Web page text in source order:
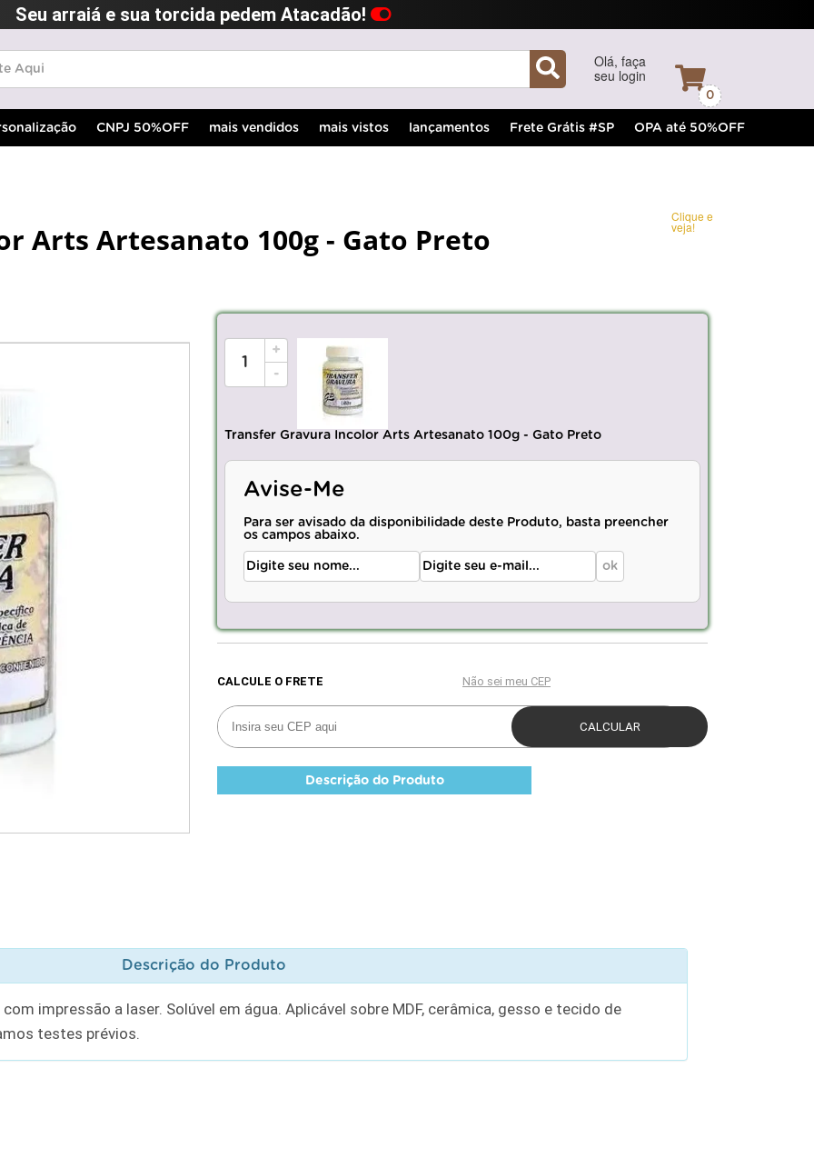
Seu arraiá e sua torcida pedem Atacadão!
Olá, faça
seu login
0
CNPJ 50%OFF mais vendidos mais vistos lançamentos Frete Grátis #SP OPA até 50%OFF
Arts Artesanato 100g - Gato Preto
Clique e
veja!
+
-
Transfer Gravura Incolor Arts Artesanato 100g - Gato Preto
Avise-Me
Para ser avisado da disponibilidade deste Produto, basta preencher
os campos abaixo.
Descrição do Produto
Descrição do Produto
impressão a laser. Solúvel em água. Aplicável sobre MDF, cerâmica, gesso e tecido de
testes prévios.